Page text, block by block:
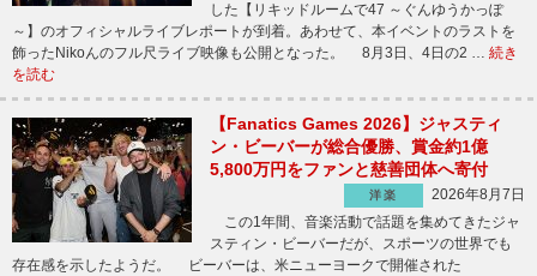
した【リキッドルームで47 ～ぐんゆうかっぽ
～】のオフィシャルライブレポートが到着。あわせて、本イベントのラストを
飾ったNikoんのフル尺ライブ映像も公開となった。 8月3日、4日の2 … 続き
を読む
【Fanatics Games 2026】ジャスティ
ン・ビーバーが総合優勝、賞金約1億
5,800万円をファンと慈善団体へ寄付
洋楽
2026年8月7日
この1年間、音楽活動で話題を集めてきたジャ
スティン・ビーバーだが、スポーツの世界でも
存在感を示したようだ。 ビーバーは、米ニューヨークで開催された